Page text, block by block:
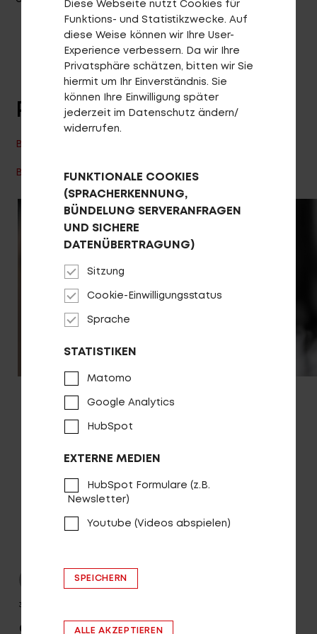
Login
PRODUKT ANSEHEN
BACKFIRE E R2600I 2021
BACKFIRE E R2600I 2020
30.07.2026
Country R2000 LX ABS: „Dieser
Diese Webseite nutzt Cookies für
Funktions- und Statistikzwecke. Auf
diese Weise können wir Ihre User-
Experience verbessern. Da wir Ihre
Privatsphäre schätzen, bitten wir Sie
hiermit um Ihr Einverständnis. Sie
können Ihre Einwilligung später
jederzeit im Datenschutz ändern/
widerrufen.
FUNKTIONALE COOKIES
(SPRACHERKENNUNG,
BÜNDELUNG SERVERANFRAGEN
UND SICHERE
DATENÜBERTRAGUNG)
Sitzung
Cookie-Einwilligungsstatus
Sprache
STATISTIKEN
Matomo
Google Analytics
HubSpot
EXTERNE MEDIEN
HubSpot Formulare (z.B.
Newsletter)
Youtube (Videos abspielen)
SPEICHERN
ALLE AKZEPTIEREN